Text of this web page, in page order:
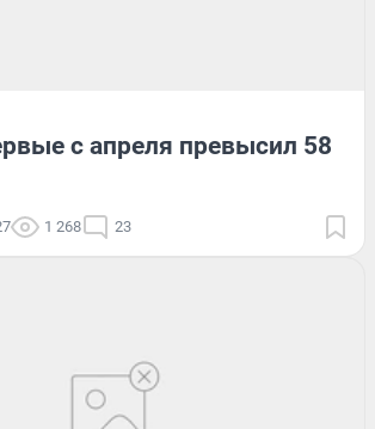
с апреля превысил 58
1 268 23